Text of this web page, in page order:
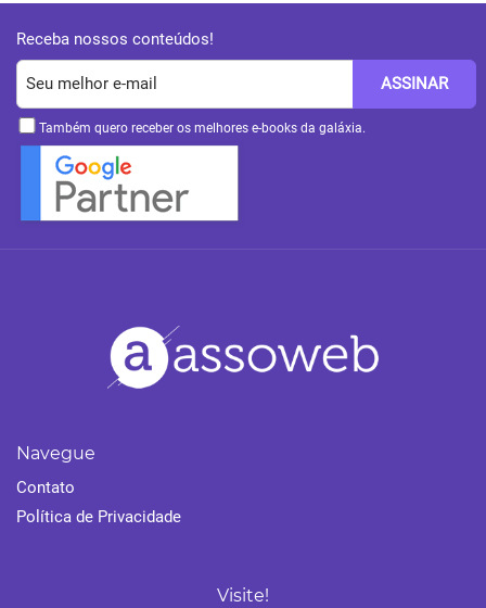
Receba nossos conteúdos!
Também quero receber os melhores e-books da galáxia.
Navegue
Contato
Política de Privacidade
Visite!